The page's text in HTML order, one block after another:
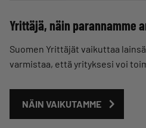
Yrittäjä, näin parannamme
Suomen Yrittäjät vaikuttaa
varmistaa, että yrityksesi voi
NÄIN VAIKUTAMME